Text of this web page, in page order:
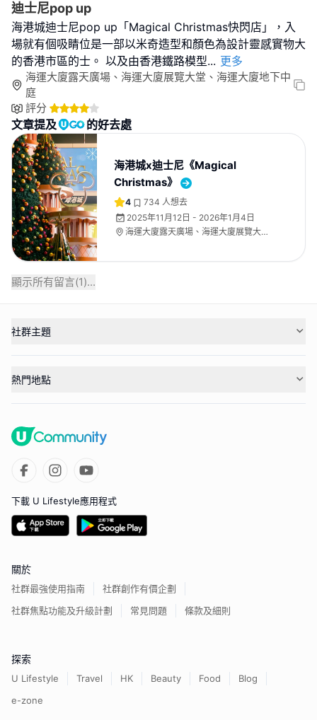
迪士尼pop up
海港城迪士尼pop up「Magical Christmas快閃店」，入
場就有個吸睛位是一部以米奇造型和顏色為設計靈感實物大
的香港市區的士。 以及由香港鐵路模型... 更多
海運大廈露天廣場、海運大廈展覽大堂、海運大廈地下中
庭
評分
文章提及 的好去處
海港城x迪士尼《Magical
Christmas》
4 734 人想去
2025年11月12日 - 2026年1月4日
海運大廈露天廣場、海運大廈展覽大
顯示所有留言(1)...
社群主題
熱門地點
下載 U Lifestyle應用程式
關於
社群最強使用指南
社群創作有價企劃
社群焦點功能及升級計劃
常見問題 條款及細則
探索
U Lifestyle Travel HK Beauty Food
Blog
e-zone